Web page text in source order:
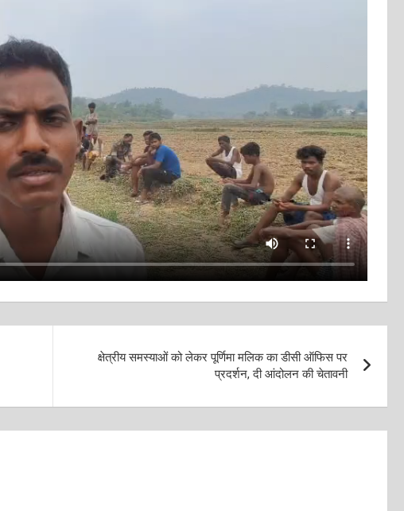
क्षेत्रीय समस्याओं को लेकर पूर्णिमा मलिक का डीसी ऑफिस पर
प्रदर्शन, दी आंदोलन की चेतावनी